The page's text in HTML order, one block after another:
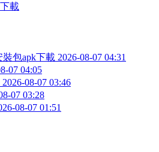
載
裝包apk下載 2026-08-07 04:31
07 04:05
2026-08-07 03:46
07 03:28
08-07 01:51